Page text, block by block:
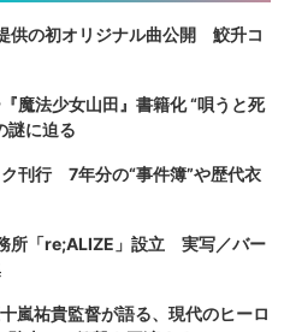
供の初オリジナル曲公開 鮫升コ
魔法少女山田』書籍化 “唄うと死
謎に迫る
刊行 7年分の“事件簿”や歴代衣
所「re;ALIZE」設立 実写／バー
嵐祐貴監督が語る、現代のヒーロ